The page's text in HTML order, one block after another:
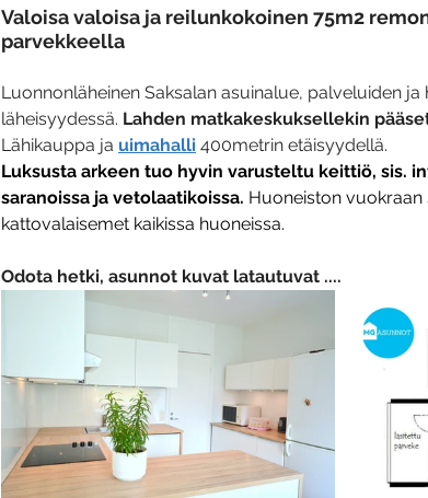
Valoisa valoisa ja reilunkokoinen 75m2
parvekkeella
Luonnonläheinen Saksalan asuinalue, palveluiden
läheisyydessä. Lahden matkakeskuksellekin
Lähikauppa ja uimahalli 400metrin etäisyydellä.
Luksusta arkeen tuo hyvin varusteltu keittiö, sis.
saranoissa ja vetolaatikoissa. Huoneiston
kattovalaisemet kaikissa huoneissa.
Odota hetki, asunnot kuvat latautuvat ....